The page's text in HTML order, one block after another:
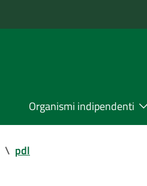
Organismi indipendenti
\ pdl